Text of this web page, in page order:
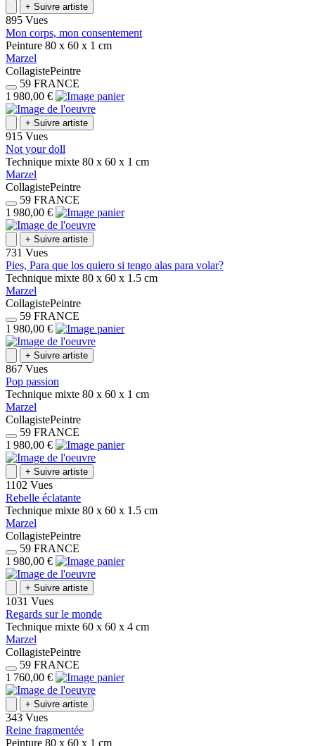
+ Suivre artiste
895 Vues
Mon corps, mon consentement
Peinture 80 x 60 x 1 cm
Marzel
CollagistePeintre
59 FRANCE
1 980,00 €
+ Suivre artiste
915 Vues
Not your doll
Technique mixte 80 x 60 x 1 cm
Marzel
CollagistePeintre
59 FRANCE
1 980,00 €
+ Suivre artiste
731 Vues
Pies, Para que los quiero si tengo alas para volar?
Technique mixte 80 x 60 x 1.5 cm
Marzel
CollagistePeintre
59 FRANCE
1 980,00 €
+ Suivre artiste
867 Vues
Pop passion
Technique mixte 80 x 60 x 1 cm
Marzel
CollagistePeintre
59 FRANCE
1 980,00 €
+ Suivre artiste
1102 Vues
Rebelle éclatante
Technique mixte 80 x 60 x 1.5 cm
Marzel
CollagistePeintre
59 FRANCE
1 980,00 €
+ Suivre artiste
1031 Vues
Regards sur le monde
Technique mixte 60 x 60 x 4 cm
Marzel
CollagistePeintre
59 FRANCE
1 760,00 €
+ Suivre artiste
343 Vues
Reine fragmentée
Peinture 80 x 60 x 1 cm